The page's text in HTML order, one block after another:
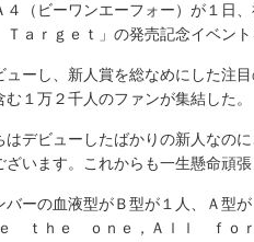
（ビーワンエーフォー）が１日
ａｒｇｅｔ」の発売記念イベント
ーし、新人賞を総なめにした注
１万２千人のファンが集結した。
デビューしたばかりの新人なの
います。これからも一生懸命頑張
ーの血液型がＢ型が１人、Ａ型
ｅ ｔｈｅ ｏｎｅ，Ａｌｌ ｆｏ